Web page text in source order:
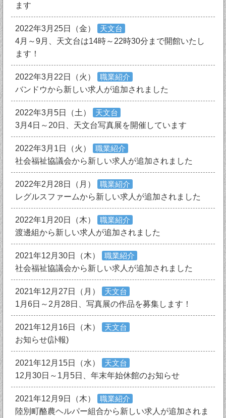
ます
2022年3月25日（金）
天文台
4月～9月、天文台は14時～22時30分まで開館いたし
ます！
2022年3月22日（火）
職業紹介
バンドウから新しい求人が追加されました
2022年3月5日（土）
天文台
3月4日～20日、天文台写真展を開催しています
2022年3月1日（火）
職業紹介
社会福祉協議会から新しい求人が追加されました
2022年2月28日（月）
職業紹介
レグルスファームから新しい求人が追加されました
2022年1月20日（木）
職業紹介
渡邊組から新しい求人が追加されました
2021年12月30日（木）
職業紹介
社会福祉協議会から新しい求人が追加されました
2021年12月27日（月）
天文台
1月6日～2月28日、写真展の作品を募集します！
2021年12月16日（木）
天文台
お知らせ(訃報)
2021年12月15日（水）
天文台
12月30日～1月5日、年末年始休館のお知らせ
2021年12月9日（木）
職業紹介
陸別町酪農ヘルパー組合から新しい求人が追加されま